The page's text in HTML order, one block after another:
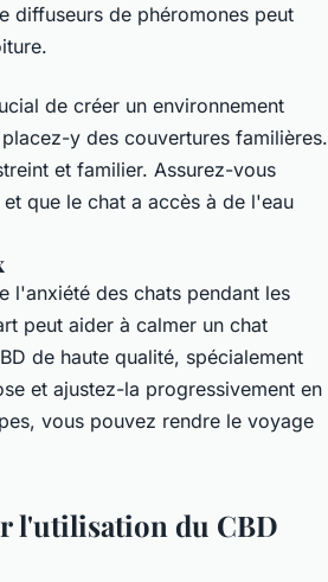
diffuseurs de phéromones peut
de créer un environnement
y des couvertures familières.
et familier. Assurez-vous
que le chat a accès à de l'eau
l'anxiété des chats pendant les
peut aider à calmer un chat
de haute qualité, spécialement
et ajustez-la progressivement en
vous pouvez rendre le voyage
l'utilisation du CBD